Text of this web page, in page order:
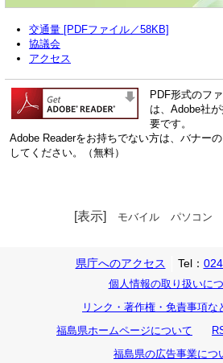
交通量 [PDFファイル／58KB]
協議会
アクセス
PDF形式のフ
は、Adobe社
要です。
Adobe Readerをお持ちでない方は、バナー
してください。（無料）
[表示] モバイル パソコン
県庁へのアクセス Tel：
個人情報の取り扱いに
リンク・著作権・免責事項な
福島県ホームページについて
福島県の広告事業につ